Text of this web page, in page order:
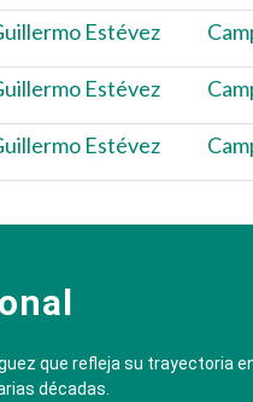
Estévez
Estévez
Estévez
que refleja su trayectoria
décadas.